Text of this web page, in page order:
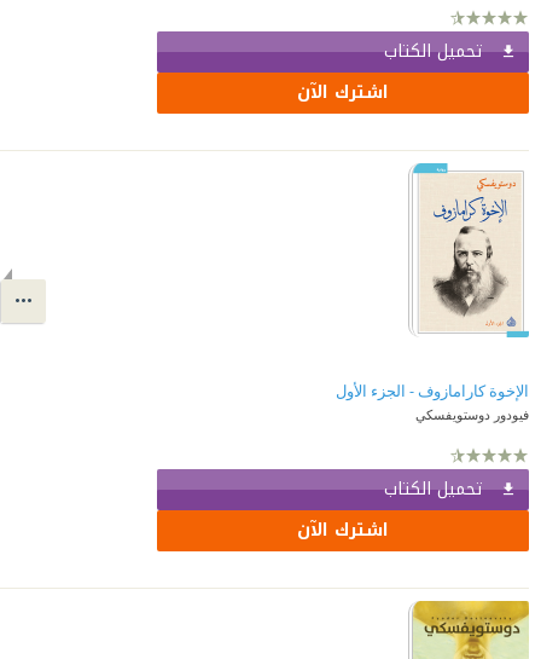
تحميل الكتاب
اشترك الآن
الإخوة كارامازوف - الجزء الأول
فيودور دوستويفسكي
تحميل الكتاب
اشترك الآن